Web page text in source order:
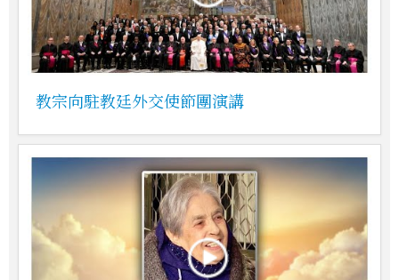
教宗向駐教廷外交使節團演講